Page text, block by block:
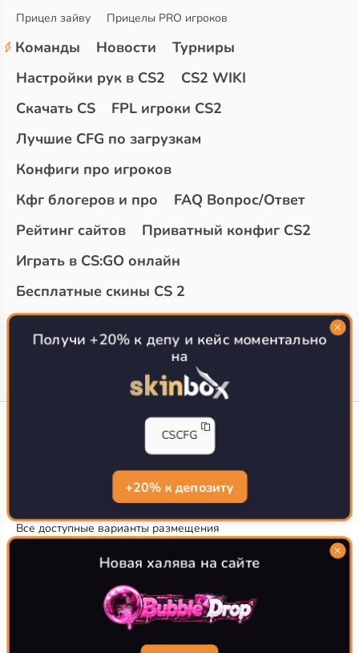
Прицел зайву
Прицелы PRO игроков
Команды Новости
Турниры
Настройки рук в CS2
CS2 WIKI
Скачать CS
FPL игроки CS2
Лучшие CFG по загрузкам
Конфиги про игроков
Кфг блогеров и про
FAQ Вопрос/Ответ
Рейтинг сайтов
Приватный конфиг CS2
Играть в CS:GO онлайн
Бесплатные скины CS 2
Топ сайтов с халявой КС 2
О проекте
CS-CONFIG.com © 2020-2026 г.
Политика конфиденциальности
РЕКЛАМА НА САЙТЕ
Все доступные варианты размещения
Согласие на обработку данных
О CS-CONFIG.COM
CFG pro CS 2 - именно это мы и размещаем на нашем
проекте, иными словами мы предоставляем пользователям
конфиги про игроков кс2. Также вы сможете
самостоятельно поделиться своими настройками с другими
Получи +20% к депу и кейс моментально
на
CSCFG
+20% к депозиту
Новая халява на сайте